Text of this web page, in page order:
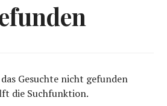
Gesuchte nicht gefunden
die Suchfunktion.